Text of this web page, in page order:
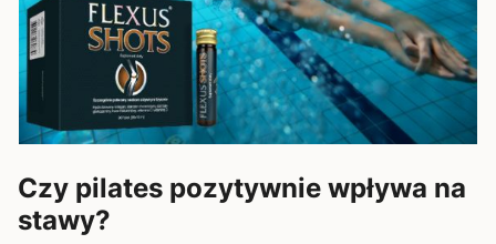
Czy pilates pozytywnie wpływa na
stawy?